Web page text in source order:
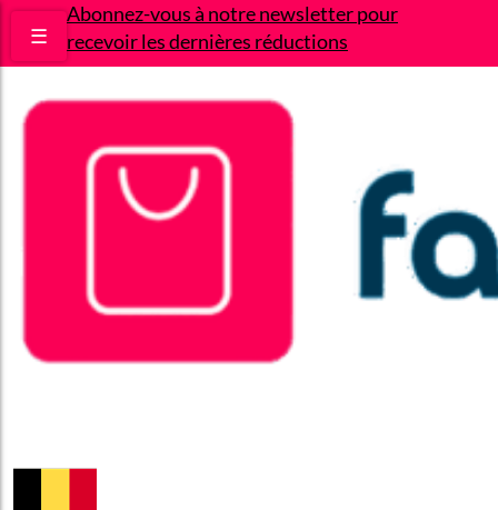
Abonnez-vous à notre newsletter pour
recevoir les dernières réductions
☰